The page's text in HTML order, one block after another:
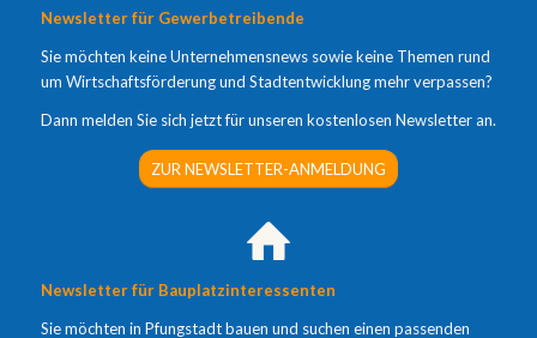
Newsletter für Gewerbetreibende
Sie möchten keine Unternehmensnews sowie keine Themen rund
um Wirtschaftsförderung und Stadtentwicklung mehr verpassen?
Dann melden Sie sich jetzt für unseren kostenlosen Newsletter an.
ZUR NEWSLETTER-ANMELDUNG
Newsletter für Bauplatzinteressenten
Sie möchten in Pfungstadt bauen und suchen einen passenden